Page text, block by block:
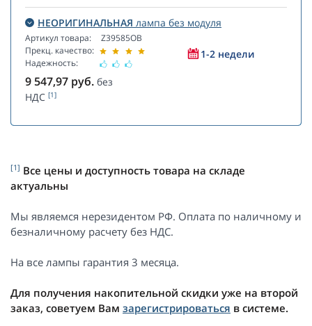
НЕОРИГИНАЛЬНАЯ лампа без модуля
Артикул товара:
Прекц. качество:
Надежность:
Z39585OB
1-2 недели
9 547,97 руб. без
НДС [1]
[1] Все цены и доступность товара на складе
актуальны
Мы являемся нерезидентом РФ. Оплата по наличному и
безналичному расчету без НДС.
На все лампы гарантия 3 месяца.
Для получения накопительной скидки уже на второй
заказ, советуем Вам зарегистрироваться в системе.